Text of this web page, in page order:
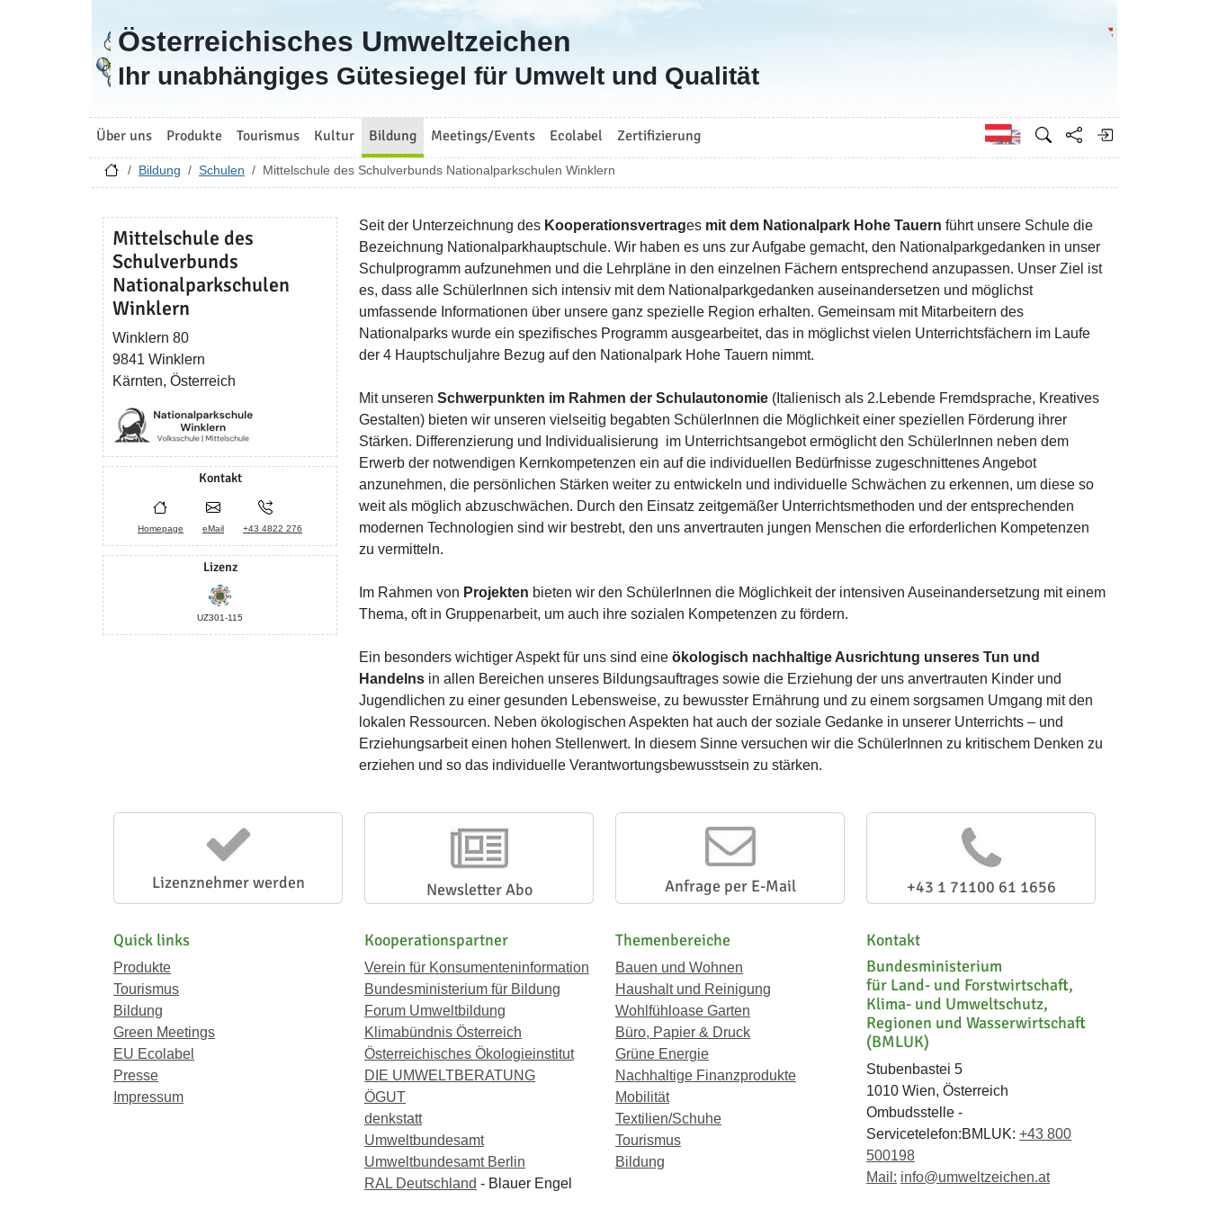
Zur Startseite
Österreichisches Umweltzeichen
Ihr unabhängiges Gütesiegel für Umwelt und Qualität
Über uns Produkte Tourismus Kultur Bildung Meetings/Events Ecolabel Zertifizierung Englisch
Bildung Schulen Mittelschule des Schulverbunds Nationalparkschulen Winklern
Mittelschule des
Schulverbunds
Nationalparkschulen
Winklern
Winklern 80
9841 Winklern
Kärnten, Österreich
Kontakt
Homepage eMail +43 4822 276
Lizenz
UZ301-115
Seit der Unterzeichnung des Kooperationsvertrages mit dem Nationalpark Hohe Tauern führt unsere Schule die
Bezeichnung Nationalparkhauptschule. Wir haben es uns zur Aufgabe gemacht, den Nationalparkgedanken in unser
Schulprogramm aufzunehmen und die Lehrpläne in den einzelnen Fächern entsprechend anzupassen. Unser Ziel ist
es, dass alle SchülerInnen sich intensiv mit dem Nationalparkgedanken auseinandersetzen und möglichst
umfassende Informationen über unsere ganz spezielle Region erhalten. Gemeinsam mit Mitarbeitern des
Nationalparks wurde ein spezifisches Programm ausgearbeitet, das in möglichst vielen Unterrichtsfächern im Laufe
der 4 Hauptschuljahre Bezug auf den Nationalpark Hohe Tauern nimmt.
Mit unseren Schwerpunkten im Rahmen der Schulautonomie (Italienisch als 2.Lebende Fremdsprache, Kreatives
Gestalten) bieten wir unseren vielseitig begabten SchülerInnen die Möglichkeit einer speziellen Förderung ihrer
Stärken. Differenzierung und Individualisierung im Unterrichtsangebot ermöglicht den SchülerInnen neben dem
Erwerb der notwendigen Kernkompetenzen ein auf die individuellen Bedürfnisse zugeschnittenes Angebot
anzunehmen, die persönlichen Stärken weiter zu entwickeln und individuelle Schwächen zu erkennen, um diese so
weit als möglich abzuschwächen. Durch den Einsatz zeitgemäßer Unterrichtsmethoden und der entsprechenden
modernen Technologien sind wir bestrebt, den uns anvertrauten jungen Menschen die erforderlichen Kompetenzen
zu vermitteln.
Im Rahmen von Projekten bieten wir den SchülerInnen die Möglichkeit der intensiven Auseinandersetzung mit einem
Thema, oft in Gruppenarbeit, um auch ihre sozialen Kompetenzen zu fördern.
Ein besonders wichtiger Aspekt für uns sind eine ökologisch nachhaltige Ausrichtung unseres Tun und
Handelns in allen Bereichen unseres Bildungsauftrages sowie die Erziehung der uns anvertrauten Kinder und
Jugendlichen zu einer gesunden Lebensweise, zu bewusster Ernährung und zu einem sorgsamen Umgang mit den
lokalen Ressourcen. Neben ökologischen Aspekten hat auch der soziale Gedanke in unserer Unterrichts – und
Erziehungsarbeit einen hohen Stellenwert. In diesem Sinne versuchen wir die SchülerInnen zu kritischem Denken zu
erziehen und so das individuelle Verantwortungsbewusstsein zu stärken.
Lizenznehmer werden Newsletter Abo Anfrage per E-Mail +43 1 71100 61 1656
Quick links
Produkte
Tourismus
Bildung
Green Meetings
EU Ecolabel
Presse
Impressum
Kooperationspartner
Verein für Konsumenteninformation
Bundesministerium für Bildung
Forum Umweltbildung
Klimabündnis Österreich
Österreichisches Ökologieinstitut
DIE UMWELTBERATUNG
ÖGUT
denkstatt
Umweltbundesamt
Umweltbundesamt Berlin
RAL Deutschland - Blauer Engel
Themenbereiche
Bauen und Wohnen
Haushalt und Reinigung
Wohlfühloase Garten
Büro, Papier & Druck
Grüne Energie
Nachhaltige Finanzprodukte
Mobilität
Textilien/Schuhe
Tourismus
Bildung
Kontakt
Bundesministerium
für Land- und Forstwirtschaft,
Klima- und Umweltschutz,
Regionen und Wasserwirtschaft
(BMLUK)
Stubenbastei 5
1010 Wien, Österreich
Ombudsstelle -
Servicetelefon:BMLUK: +43 800
500198
Mail: info@umweltzeichen.at